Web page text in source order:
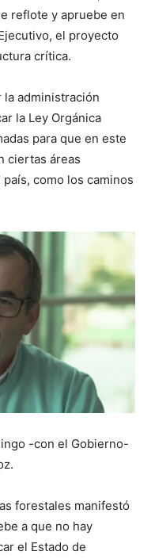
reflote y apruebe en
el proyecto
crítica.
administración
la Ley Orgánica
para que en este
ciertas áreas
como los caminos
-con el Gobierno-
forestales manifestó
a que no hay
el Estado de